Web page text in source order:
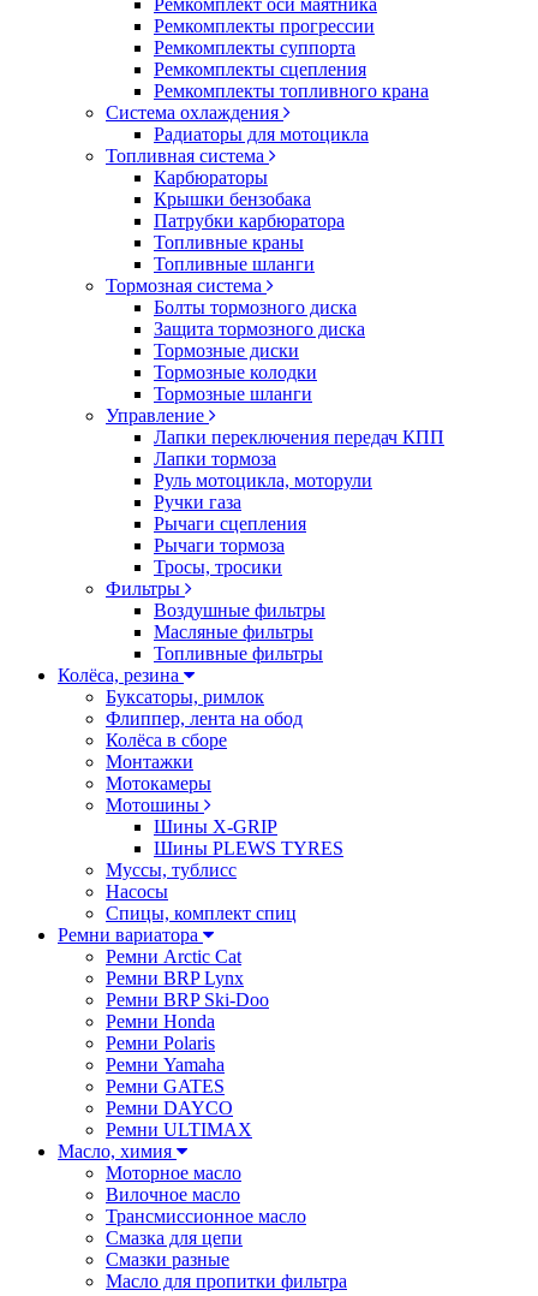
Ремкомплект оси маятника
Ремкомплекты прогрессии
Ремкомплекты суппорта
Ремкомплекты сцепления
Ремкомплекты топливного крана
Система охлаждения
Радиаторы для мотоцикла
Топливная система
Карбюраторы
Крышки бензобака
Патрубки карбюратора
Топливные краны
Топливные шланги
Тормозная система
Болты тормозного диска
Защита тормозного диска
Тормозные диски
Тормозные колодки
Тормозные шланги
Управление
Лапки переключения передач КПП
Лапки тормоза
Руль мотоцикла, моторули
Ручки газа
Рычаги сцепления
Рычаги тормоза
Тросы, тросики
Фильтры
Воздушные фильтры
Масляные фильтры
Топливные фильтры
Колёса, резина
Буксаторы, римлок
Флиппер, лента на обод
Колёса в сборе
Монтажки
Мотокамеры
Мотошины
Шины X-GRIP
Шины PLEWS TYRES
Муссы, тублисс
Насосы
Спицы, комплект спиц
Ремни вариатора
Ремни Arctic Cat
Ремни BRP Lynx
Ремни BRP Ski-Doo
Ремни Honda
Ремни Polaris
Ремни Yamaha
Ремни GATES
Ремни DAYCO
Ремни ULTIMAX
Масло, химия
Моторное масло
Вилочное масло
Трансмиссионное масло
Смазка для цепи
Смазки разные
Масло для пропитки фильтра